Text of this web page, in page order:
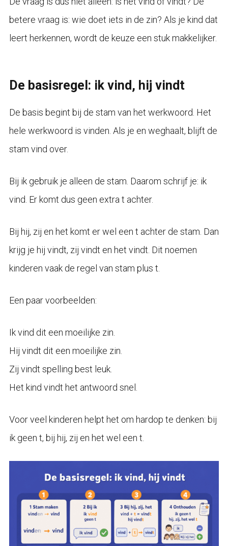
betere vraag is: wie doet iets in de zin? Als je kind dat
leert herkennen, wordt de keuze een stuk makkelijker.
De basisregel: ik vind, hij vindt
De basis begint bij de stam van het werkwoord. Het
hele werkwoord is vinden. Als je en weghaalt, blijft de
stam vind over.
Bij ik gebruik je alleen de stam. Daarom schrijf je: ik
vind. Er komt dus geen extra t achter.
Bij hij, zij en het komt er wel een t achter de stam. Dan
krijg je hij vindt, zij vindt en het vindt. Dit noemen
kinderen vaak de regel van stam plus t.
Een paar voorbeelden:
Ik vind dit een moeilijke zin.
Hij vindt dit een moeilijke zin.
Zij vindt spelling best leuk.
Het kind vindt het antwoord snel.
Voor veel kinderen helpt het om hardop te denken: bij
ik geen t, bij hij, zij en het wel een t.